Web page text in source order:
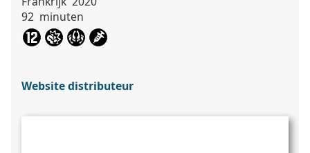
92 minuten
Website distributeur